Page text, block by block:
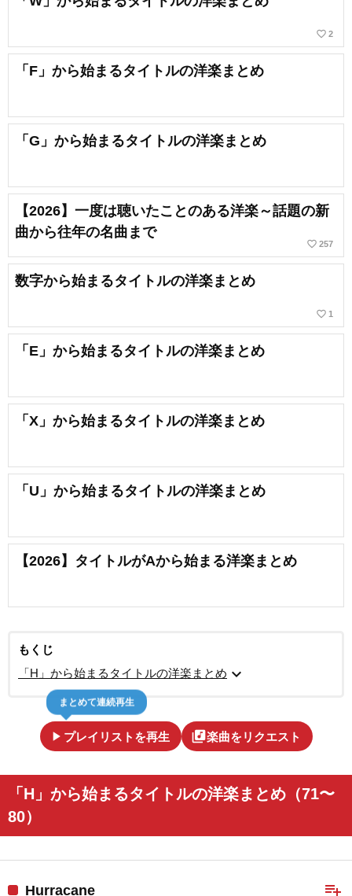
favorite_border 2
「F」から始まるタイトルの洋楽まとめ
「G」から始まるタイトルの洋楽まとめ
【2026】一度は聴いたことのある洋楽～話題の新
曲から往年の名曲まで
favorite_border 257
数字から始まるタイトルの洋楽まとめ
favorite_border 1
「E」から始まるタイトルの洋楽まとめ
「X」から始まるタイトルの洋楽まとめ
「U」から始まるタイトルの洋楽まとめ
【2026】タイトルがAから始まる洋楽まとめ
もくじ
「H」から始まるタイトルの洋楽まとめ expand_more
play_arrow プレイリストを再生
まとめて連続再生
library_music楽曲をリクエスト
「H」から始まるタイトルの洋楽まとめ（71〜
80）
playlist_add
Hurracane